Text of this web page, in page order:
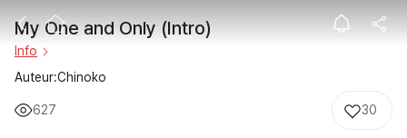
My One and
My One and Only (Intro)
Info
Auteur:Chinoko
627 30